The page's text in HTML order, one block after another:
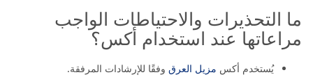
ما التحذيرات والاحتياطات الواجب
مراعاتها عند استخدام أكس؟
يُستخدم أكس مزيل العرق وفقًا للإرشادات المرفقة.